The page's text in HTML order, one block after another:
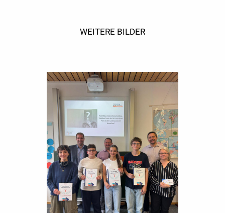
WEITERE BILDER